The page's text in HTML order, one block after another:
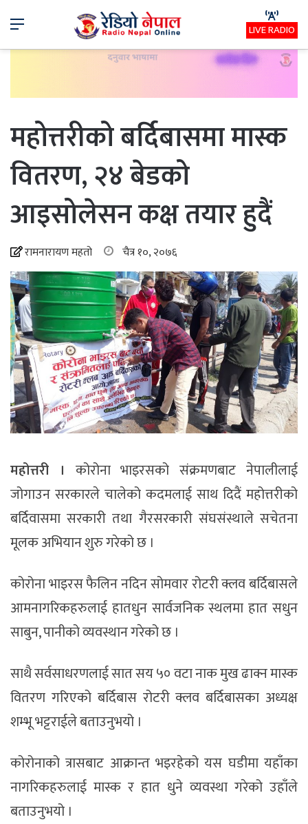
Menu LIVE RADIO
महोत्तरीको बर्दिबासमा मास्क
वितरण, २४ बेडको
आइसोलेसन कक्ष तयार हुदैं
रामनारायण महतो चैत्र १०, २०७६
महोत्तरी । कोरोना भाइरसको संक्रमणबाट नेपालीलाई
जोगाउन सरकारले चालेको कदमलाई साथ दिदैं महोत्तरीको
बर्दिवासमा सरकारी तथा गैरसरकारी संघसंस्थाले सचेतना
मूलक अभियान शुरु गरेको छ ।
कोरोना भाइरस फैलिन नदिन सोमवार रोटरी क्लव बर्दिबासले
आमनागरिकहरुलाई हातधुन सार्वजनिक स्थलमा हात सधुन
साबुन, पानीको व्यवस्थान गरेको छ ।
साथै सर्वसाधरणलाई सात सय ५० वटा नाक मुख ढाक्न मास्क
वितरण गरिएको बर्दिबास रोटरी क्लव बर्दिबासका अध्यक्ष
शम्भू भट्टराईले बताउनुभयो ।
कोरोनाको त्रासबाट आक्रान्त भइरहेको यस घडीमा यहाँका
नागरिकहरुलाई मास्क र हात धुने व्यवस्था गरेको उहाँले
बताउनुभयो ।